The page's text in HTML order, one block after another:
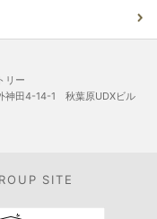
リー
神田4-14-1 秋葉原UDXビル
SITE